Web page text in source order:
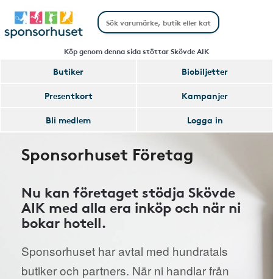
Köp genom denna sida stöttar Skövde AIK
Butiker
Biobiljetter
Presentkort
Kampanjer
Bli medlem
Logga in
Sponsorhuset Företag
Nu kan företaget stödja Skövde
AIK med alla era inköp och när ni
bokar hotell.
Sponsorhuset har avtal med hundratals
butiker och partners. När ni handlar från